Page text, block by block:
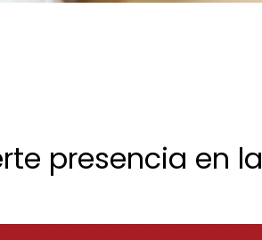
presencia en la